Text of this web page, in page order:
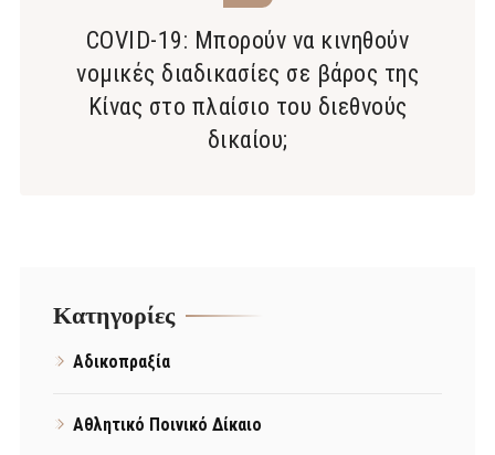
COVID-19: Μπορούν να κινηθούν
νομικές διαδικασίες σε βάρος της
Κίνας στο πλαίσιο του διεθνούς
δικαίου;
Kατηγορίες
Αδικοπραξία
Αθλητικό Ποινικό Δίκαιο